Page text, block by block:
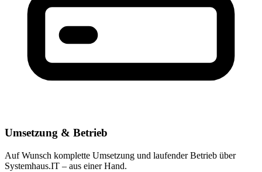
Umsetzung & Betrieb
Auf Wunsch komplette Umsetzung und laufender Betrieb über
Systemhaus.IT – aus einer Hand.